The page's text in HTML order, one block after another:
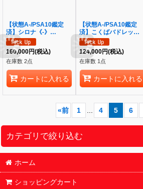
【状態A-/PSA10鑑定
済】シロナ《-》
{070/066}[-]
160,000円(税込)
在庫数 2点
カートに入れる
【状態A-/PSA10鑑定
済】こくばバドレックス
VMAX(SA)《HR》
{086/070}[その他]
124,000円(税込)
在庫数 1点
カートに入れる
«前 1 ... 4 5 6
カテゴリで絞り込む
ポケモンカード (全商品)
シングル
ホーム
ショッピングカート